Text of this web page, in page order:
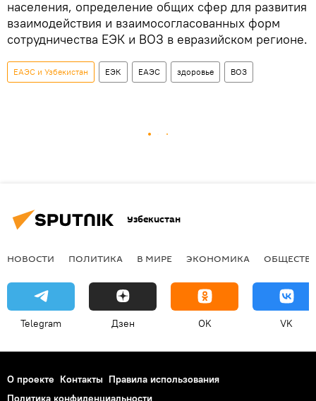
населения, определение общих сфер для развития
взаимодействия и взаимосогласованных форм
сотрудничества ЕЭК и ВОЗ в евразийском регионе.
ЕАЭС и Узбекистан ЕЭК ЕАЭС здоровье ВОЗ
Узбекистан
НОВОСТИ ПОЛИТИКА В МИРЕ ЭКОНОМИКА
Telegram Дзен OK VK
О проекте Контакты Правила использования
Политика конфиденциальности